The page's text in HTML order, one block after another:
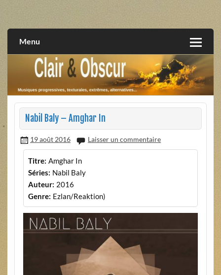
extrêmes, alternatives, texturales
Menu
Nabil Baly – Amghar In
19 août 2016 Laisser un commentaire
Titre: Amghar In
Séries: Nabil Baly
Auteur: 2016
Genre: Ezlan/Reaktion)